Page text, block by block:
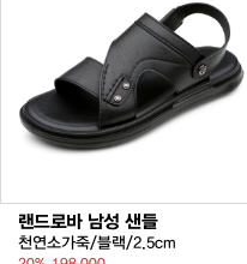
랜드로바 남성 샌들
천연소가죽/블랙/2.5cm